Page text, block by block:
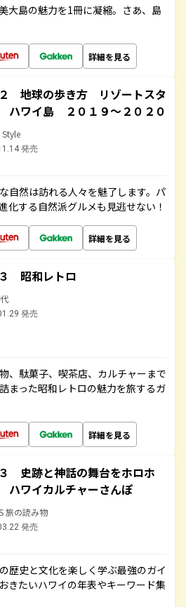
大島の魅力を1冊に凝縮。さあ、島
詳細を見る
地球の歩き方 リゾートスタ
ハワイ島 ２０１９～２０２０
発売
自然は訪れる人々を魅了します。パ
化する自然派グルメも見逃せない！
詳細を見る
昭和レトロ
発売
、駄菓子、喫茶店、カルチャーまで
まった昭和レトロの魅力を旅するガ
詳細を見る
史跡と神話の舞台をホロホ
ハワイカルチャーさんぽ
旅の読み物
発売
歴史と文化を楽しく学ぶ最強のガイ
きたいハワイの年表やキーワード集